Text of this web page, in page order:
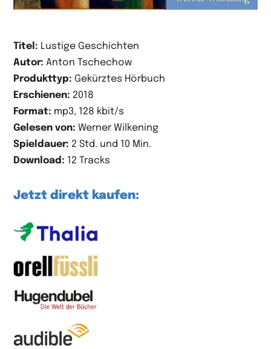
Titel: Lustige Geschichten
Autor: Anton Tschechow
Produkttyp: Gekürztes Hörbuch
Erschienen: 2018
Format: mp3, 128 kbit/s
Gelesen von: Werner Wilkening
Spieldauer: 2 Std. und 10 Min.
Download: 12 Tracks
Jetzt direkt kaufen: